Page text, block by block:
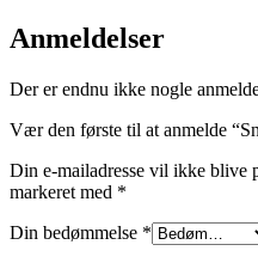
Anmeldelser
Der er endnu ikke nogle
Vær den første til at anmelde
Din e-mailadresse vil ikke blive
markeret med *
Din bedømmelse *